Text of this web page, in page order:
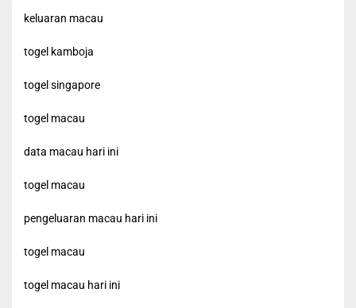
keluaran macau
togel kamboja
togel singapore
togel macau
data macau hari ini
togel macau
pengeluaran macau hari ini
togel macau
togel macau hari ini